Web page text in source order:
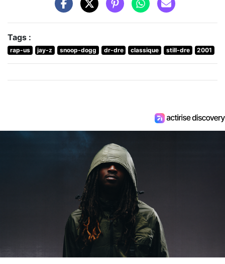
Tags :
rap-us jay-z snoop-dogg dr-dre classique still-dre 2001